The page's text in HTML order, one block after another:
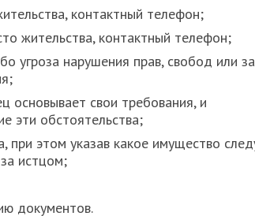
контактный телефон;
жительства, контактный телефон;
угроза нарушения прав, свобод или
основывает свои требования, и
эти обстоятельства;
при этом указав какое имущество
истцом;
документов.